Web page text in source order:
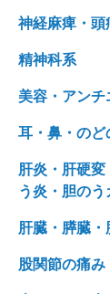
神経麻痺・頭
精神科系
美容・アンチ
耳・鼻・のど
肝炎・肝硬
う炎・胆の
肝臓・膵臓
股関節の痛